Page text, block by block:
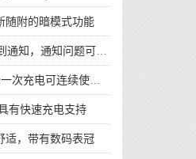
附的暗模式功能
知问题可能是由蓝牙引起的
充电可连续使用9天
有快速充电支持
，带有数码表冠